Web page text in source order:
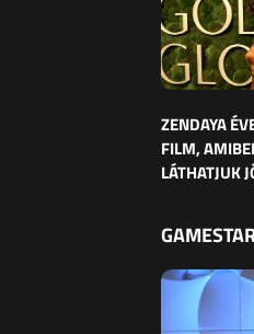
ZENDAYA
FILM,
LÁTHATJUK